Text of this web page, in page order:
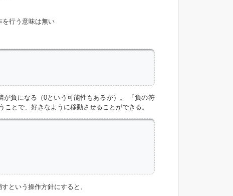
を行う意味は無い
負になる（0という可能性もあるが）。 「負の符
とで、好きなように移動させることができる。
という操作方針にすると、